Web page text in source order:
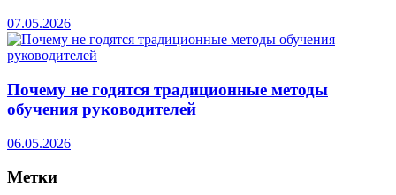
07.05.2026
Почему не годятся традиционные методы
обучения руководителей
06.05.2026
Метки